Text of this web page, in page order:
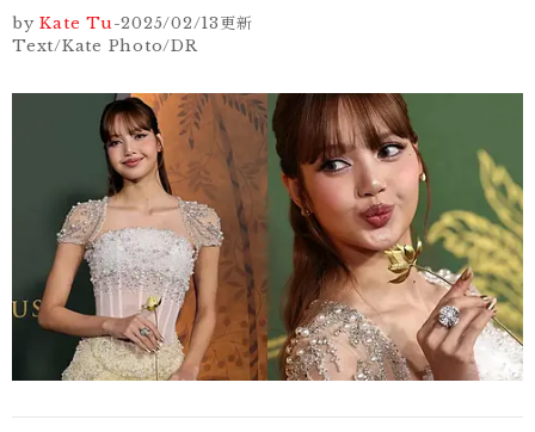
by Kate Tu-2025/02/13更新
Text/Kate Photo/DR